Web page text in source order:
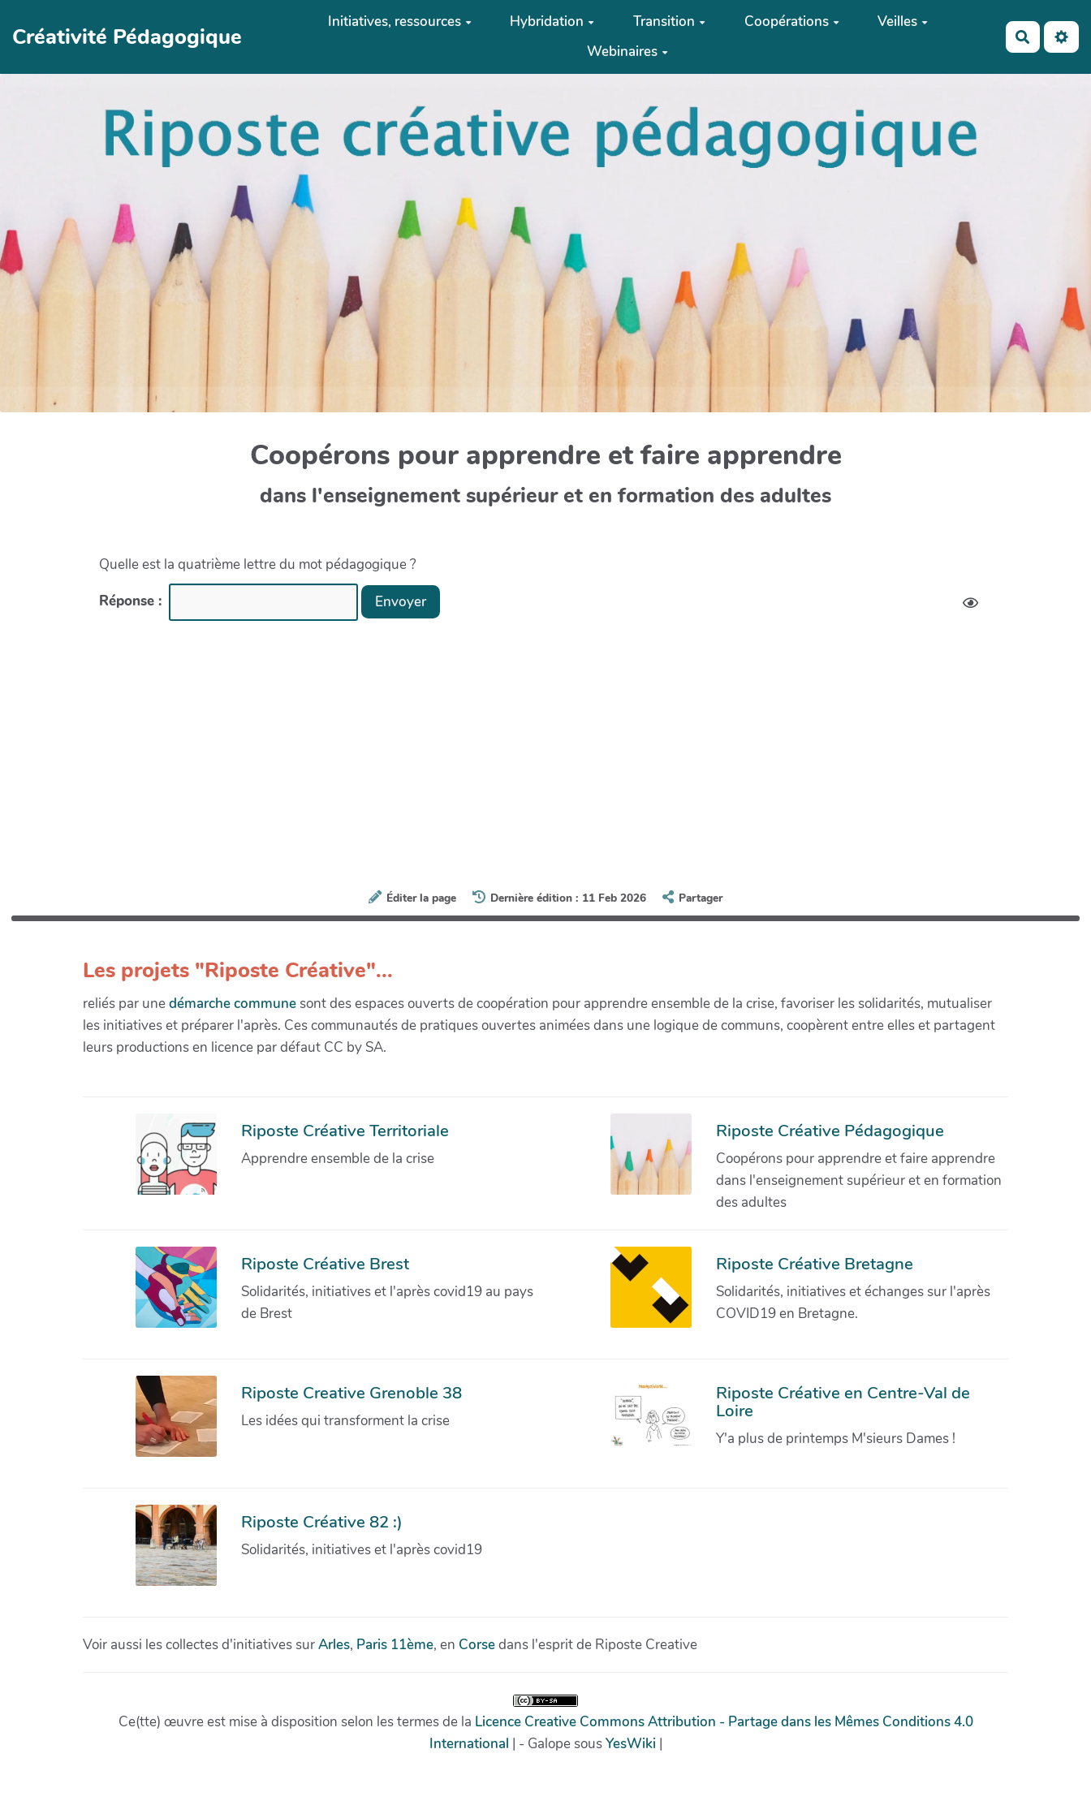
Créativité Pédagogique
Initiatives, ressources Hybridation Transition Coopérations
Veilles
Webinaires
Coopérons pour apprendre et faire apprendre
dans l'enseignement supérieur et en formation des adultes
Quelle est la quatrième lettre du mot pédagogique ?
Réponse :
Envoyer
Éditer la page Dernière édition : 11 Feb 2026 Partager